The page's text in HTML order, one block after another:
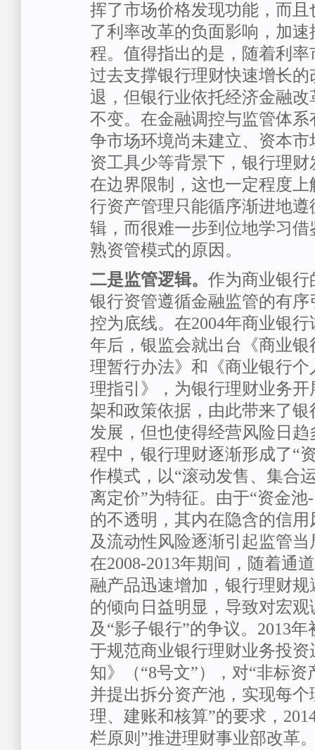
挥了市场价格发现功能，而
了利率改革的负面影响，加
程。值得指出的是，随着利
过去支撑银行理财快速增长
退，但银行业依托经济金融
不变。在金融调控与监管体
争市场环境尚未建立、资本
资工具少等背景下，银行理
在边界限制，这也一定程度
行资产管理只能循序渐进地
辑，而很难一步到位地学习
熟资管模式的原因。
二是监管逻辑。 作为商业银行
银行资管遵循金融监管的有
控为底线。在2004年商业银
年后，银监会就出台《商业
理暂行办法》和《商业银行
理指引》，为银行理财业务
架和政策依据，由此带来了
发展，但也使得经营风险日
程中，银行理财逐渐形成了“
作模式，以“滚动发售、集合
离定价”为特征。由于“资金池
的不透明，其内在隐含的信
及流动性风险逐渐引起监管
在2008-2013年期间，随着通
融产品迅速增加，银行理财
的倾向日益明显，导致对宏
及“影子银行”的争议。2013
于规范商业银行理财业务投
知》（“8号文”），对“非标
并提出拆分资产池，实现每个
理、建账和核算”的要求，
栏原则”推进理财事业部改革